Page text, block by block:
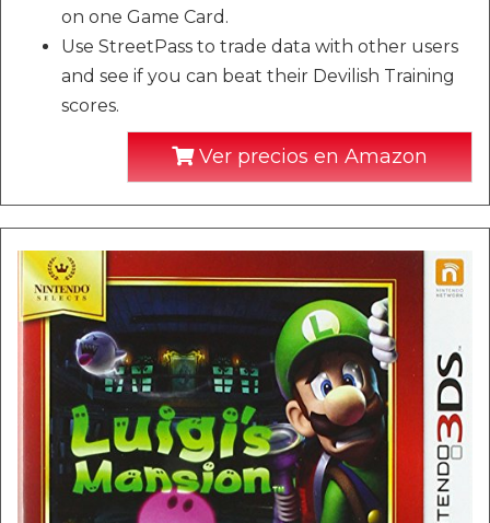
on one Game Card.
Use StreetPass to trade data with other users
and see if you can beat their Devilish Training
scores.
Ver precios en Amazon